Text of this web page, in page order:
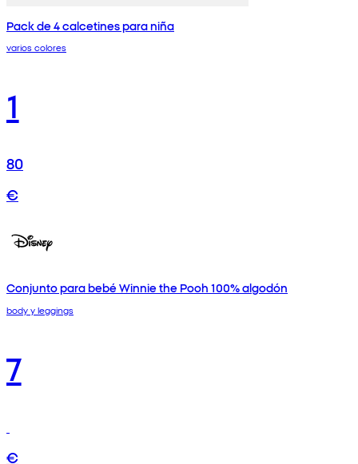
Pack de 4 calcetines para niña
varios colores
1
80
€
Conjunto para bebé Winnie the Pooh 100% algodón
body y leggings
7
€